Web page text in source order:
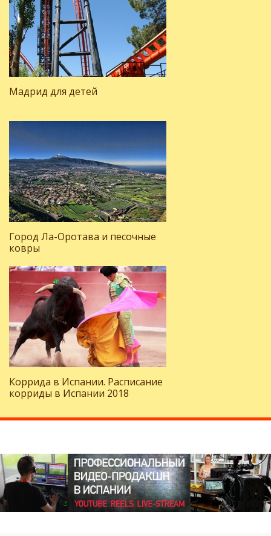
Мадрид для детей
Город Ла-Оротава и песочные
ковры
Коррида в Испании. Расписание
корриды в Испании 2018